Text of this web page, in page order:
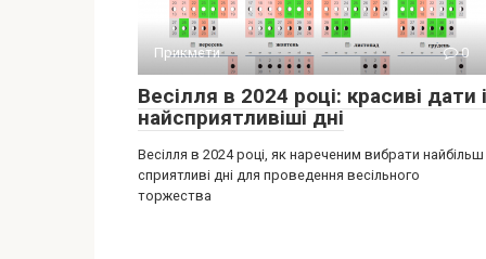
Прикмети 0
Весілля в 2024 році: красиві дати і
найсприятливіші дні
Весілля в 2024 році, як нареченим вибрати найбільш
сприятливі дні для проведення весільного
торжества